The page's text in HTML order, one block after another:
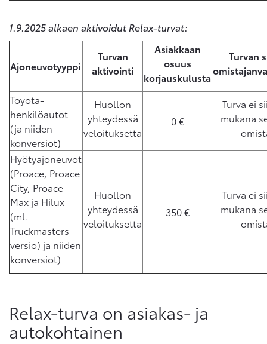
1.9.2025 alkaen aktivoidut Relax-turvat:
Ajoneuvotyyppi
Turvan
aktivointi
Asiakkaan
osuus
korjauskulusta
Turvan
Toyota-
henkilöautot
(ja niiden
konversiot)
Huollon
yhteydessä
veloituksetta
0 €
Turva ei
mukana
Hyötyajoneuvot
(Proace, Proace
City, Proace
Max ja Hilux
(ml.
Truckmasters-
versio) ja niiden
konversiot)
Huollon
yhteydessä
veloituksetta
350 €
Turva ei
mukana
Relax-turva on asiakas- ja
autokohtainen